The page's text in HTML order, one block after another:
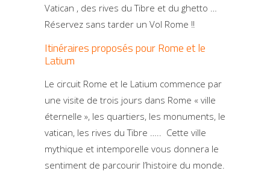
Vatican , des rives du Tibre et du ghetto …
Réservez sans tarder un Vol Rome !!
Itinéraires proposés pour Rome et le
Latium
Le circuit Rome et le Latium commence par
une visite de trois jours dans Rome « ville
éternelle », les quartiers, les monuments, le
vatican, les rives du Tibre ….. Cette ville
mythique et intemporelle vous donnera le
sentiment de parcourir l’histoire du monde.